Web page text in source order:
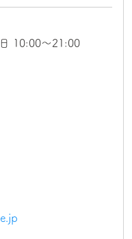
10:00～21:00